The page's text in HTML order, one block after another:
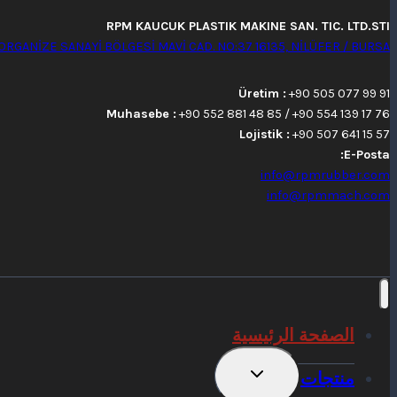
RPM KAUCUK PLASTIK MAKINE SAN. TIC. LTD.STI
SANAYİ BÖLGESİ MAVİ CAD. NO:37 16135, NİLÜFER / BURSA
Üretim :+90 505 077 99 91
Muhasebe :+90 552 881 48 85 / +90 554 139 17 76
Lojistik :+90 507 641 15 57
E-Posta:
info@rpmrubber.com
info@rpmmach.com
الصفحة الرئيسية
منتجات
تبديل